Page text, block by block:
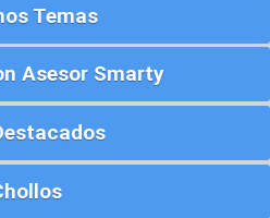
Temas
Asesor Smarty